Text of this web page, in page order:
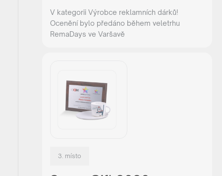
V kategorii Výrobce reklamních dárků!
Ocenění bylo předáno během veletrhu
RemaDays ve Varšavě
3. místo